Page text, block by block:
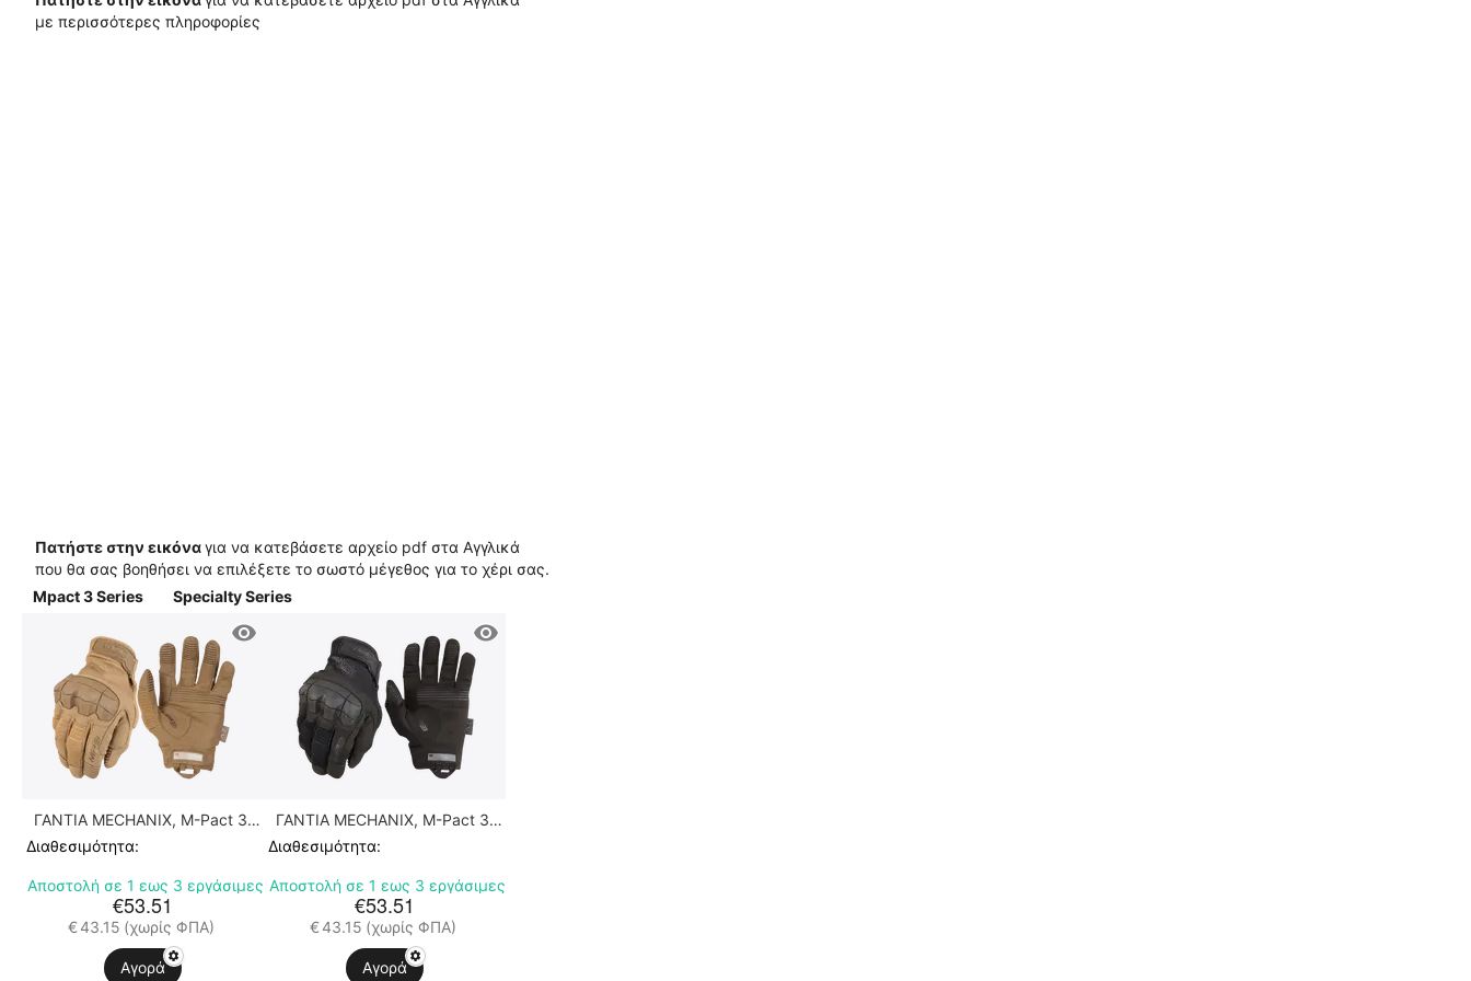
με περισσότερες πληροφορίες
Πατήστε στην εικόναγια να κατεβάσετε αρχείο pdf στα Αγγλικά
που θα σας βοηθήσει να επιλέξετε το σωστό μέγεθος για το χέρι σας.
Mpact 3 Series
Specialty Series
ΓΑΝΤΙΑ MECHANIX, M-Pact 3,
Διαθεσιμότητα:
Αποστολή σε 1 εως 3 εργάσιμες
€53.51
€43.15 (χωρίς ΦΠΑ)
Αγορά
ΓΑΝΤΙΑ MECHANIX, M-Pact 3,
Διαθεσιμότητα:
Αποστολή σε 1 εως 3 εργάσιμες
€53.51
€43.15 (χωρίς ΦΠΑ)
Αγορά